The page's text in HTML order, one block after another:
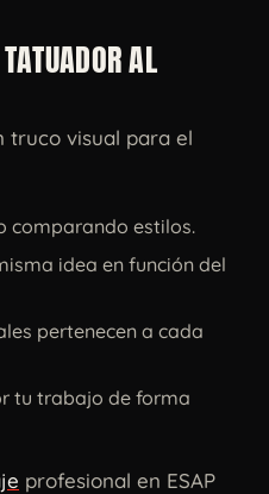
AL
truco visual para el
comparando estilos.
idea en función del
pertenecen a cada
tu trabajo de forma
profesional en ESAP